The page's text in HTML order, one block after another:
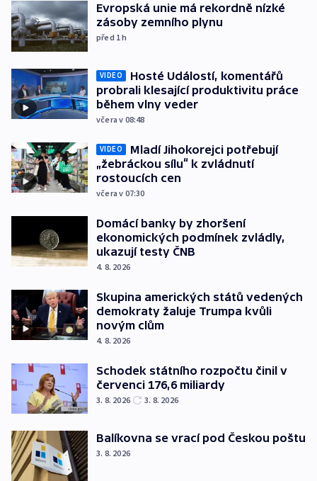
Evropská unie má rekordně nízké
zásoby zemního plynu
před 1h
VIDEO
Hosté Událostí, komentářů
probrali klesající produktivitu práce
během vlny veder
včera v 08:48
VIDEO
Mladí Jihokorejci potřebují
„žebráckou sílu“ k zvládnutí
rostoucích cen
včera v 07:30
Domácí banky by zhoršení
ekonomických podmínek zvládly,
ukazují testy ČNB
4. 8. 2026
Skupina amerických států vedených
demokraty žaluje Trumpa kvůli
novým clům
4. 8. 2026
Schodek státního rozpočtu činil v
červenci 176,6 miliardy
3. 8. 2026 3. 8. 2026
Balíkovna se vrací pod Českou poštu
3. 8. 2026